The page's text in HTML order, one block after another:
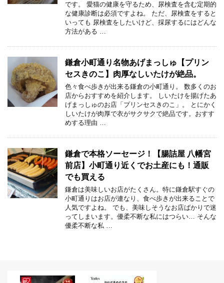
です。 愛猫の健康を守るため、尿検査を含む定期的
な健康診断は必須ですよね。 ただ、尿検査をすると
いっても 尿検査をしたいけど、採尿するにはどんな
方法がある …
鎌倉小町通り名物あげまっしゅ【プリン
セスきのこ】肉厚なしいたけが絶品。
色々食べ歩きが出来る鎌倉の小町通り。 数多くのお
店からおすすめを紹介します。 しいたけを揚げたあ
げまっしゅのお店「プリンセスきのこ」。 とにかく
しいたけが肉厚で衣がサクサクで絶品です。おすす
めする理由 …
鎌倉で本格ソーセージ！【腸詰屋 八幡宮
前店】小町通り近くでお土産にも！通販
でも買える
鎌倉は美味しいお店がたくさん。特に鎌倉駅すぐの
小町通りはお店が連なり、食べ歩きが出来ることで
人気ですよね。 でも、美味しそうなお店ばかりで迷
ってしまいます。優柔不断な私にはつらい… そんな
優柔不断な私 …